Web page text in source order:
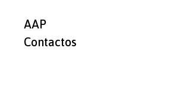
AAP
Contactos